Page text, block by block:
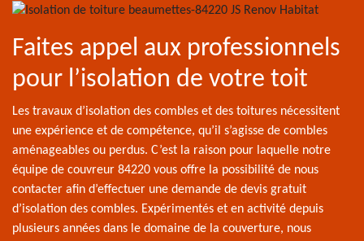
Faites appel aux professionnels
pour l’isolation de votre toit
Les travaux d’isolation des combles et des toitures nécessitent
une expérience et de compétence, qu’il s’agisse de combles
aménageables ou perdus. C’est la raison pour laquelle notre
équipe de couvreur 84220 vous offre la possibilité de nous
contacter afin d’effectuer une demande de devis gratuit
d’isolation des combles. Expérimentés et en activité depuis
plusieurs années dans le domaine de la couverture, nous